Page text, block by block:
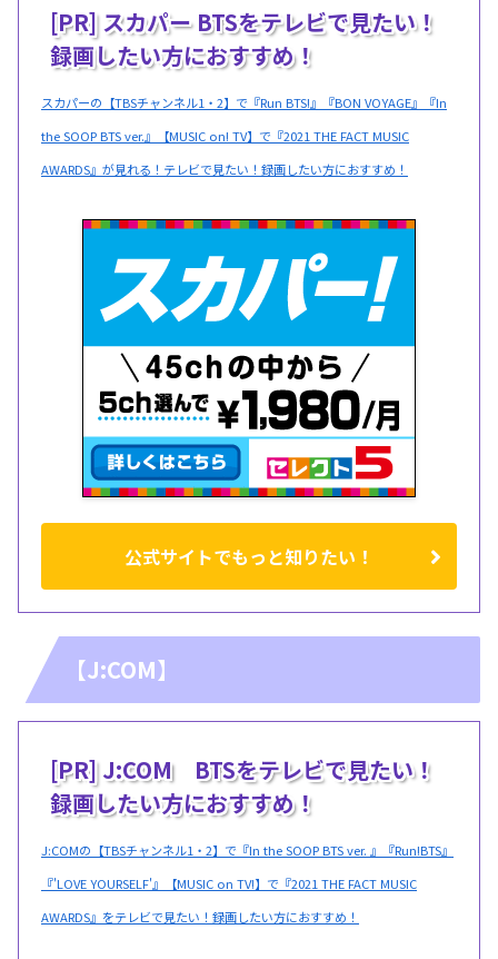
[PR] スカパー BTSをテレビで見たい！
録画したい方におすすめ！
スカパーの【TBSチャンネル1・2】で『Run BTS!』『BON VOYAGE』『In
the SOOP BTS ver.』【MUSIC on! TV】で『2021 THE FACT MUSIC
AWARDS』が見れる！テレビで見たい！録画したい方におすすめ！
公式サイトでもっと知りたい！
【J:COM】
[PR] J:COM BTSをテレビで見たい！
録画したい方におすすめ！
J:COMの【TBSチャンネル1・2】で『In the SOOP BTS ver. 』『Run!BTS』
『'LOVE YOURSELF'』【MUSIC on TV!】で『2021 THE FACT MUSIC
AWARDS』をテレビで見たい！録画したい方におすすめ！